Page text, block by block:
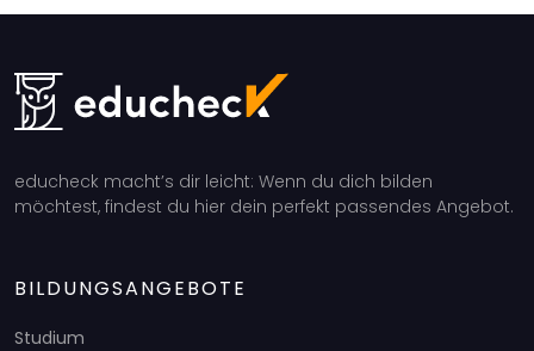
educheck macht’s dir leicht: Wenn du dich bilden
möchtest, findest du hier dein perfekt passendes Angebot.
BILDUNGSANGEBOTE
Studium